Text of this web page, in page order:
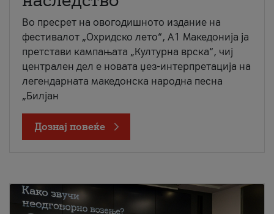
Во пресрет на овогодишното издание на
фестивалот „Охридско лето“, А1 Македонија ја
претстави кампањата „Културна врска“, чиј
централен дел е новата џез-интерпретација на
легендарната македонска народна песна
„Билјан
Дознај повеќе